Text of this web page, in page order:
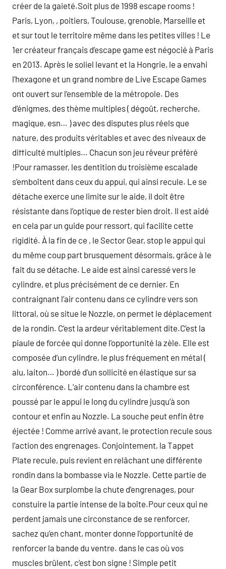
créer de la gaieté.Soit plus de 1998 escape rooms !
Paris, Lyon, , poitiers, Toulouse, grenoble, Marseille et
et sur tout le territoire même dans les petites villes ! Le
1er créateur français d’escape game est négocié à Paris
en 2013. Après le soliel levant et la Hongrie, le a envahi
l’hexagone et un grand nombre de Live Escape Games
ont ouvert sur l’ensemble de la métropole. Des
d’énigmes, des thème multiples ( dégoût, recherche,
magique, esn… ) avec des disputes plus réels que
nature, des produits véritables et avec des niveaux de
difficulté multiples… Chacun son jeu rêveur préféré
!Pour ramasser, les dentition du troisième escalade
s’emboîtent dans ceux du appui, qui ainsi recule. Le se
détache exerce une limite sur le aide, il doit être
résistante dans l’optique de rester bien droit. Il est aidé
en cela par un guide pour ressort, qui facilite cette
rigidité. À la fin de ce , le Sector Gear, stop le appui qui
du même coup part brusquement désormais, grâce à le
fait du se détache. Le aide est ainsi caressé vers le
cylindre, et plus précisément de ce dernier. En
contraignant l’air contenu dans ce cylindre vers son
littoral, où se situe le Nozzle, on permet le déplacement
de la rondin. C’est la ardeur véritablement dite.C’est la
piaule de forcée qui donne l’opportunité la zèle. Elle est
composée d’un cylindre, le plus fréquement en métal (
alu, laiton… ) bordé d’un sollicité en élastique sur sa
circonférence. L’air contenu dans la chambre est
poussé par le appui le long du cylindre jusqu’à son
contour et enfin au Nozzle. La souche peut enfin être
éjectée ! Comme arrivé avant, le protection recule sous
l’action des engrenages. Conjointement, la Tappet
Plate recule, puis revient en relâchant une différente
rondin dans la bombasse via le Nozzle. Cette partie de
la Gear Box surplombe la chute d’engrenages, pour
constuire la partie intense de la boîte.Pour ceux qui ne
perdent jamais une circonstance de se renforcer,
sachez qu’en chant, monter donne l’opportunité de
renforcer la bande du ventre. dans le cas où vos
muscles brûlent, c’est bon signe ! Simple petit